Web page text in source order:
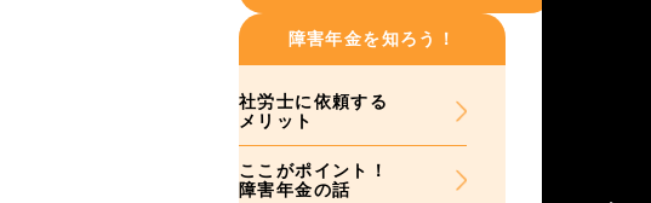
障害年金を知ろう！
社労士に依頼する
メリット
ここがポイント！
障害年金の話